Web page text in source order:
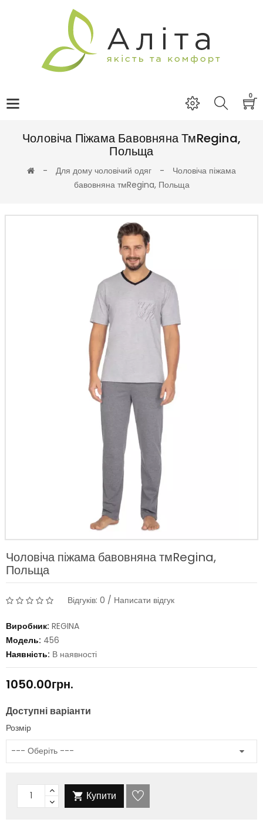
0
Чоловіча Піжама Бавовняна ТмRegina,
Польща
Для дому чоловічий одяг
Чоловіча піжама
бавовняна тмRegina, Польща
Чоловіча піжама бавовняна тмRegina,
Польща
Відгуків: 0 / Написати відгук
Виробник: REGINA
Модель: 456
Наявність: В наявності
1050.00грн.
Доступні варіанти
Розмір
 Купити